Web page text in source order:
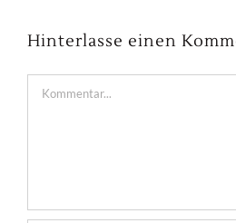
Hinterlasse einen
Kommentar